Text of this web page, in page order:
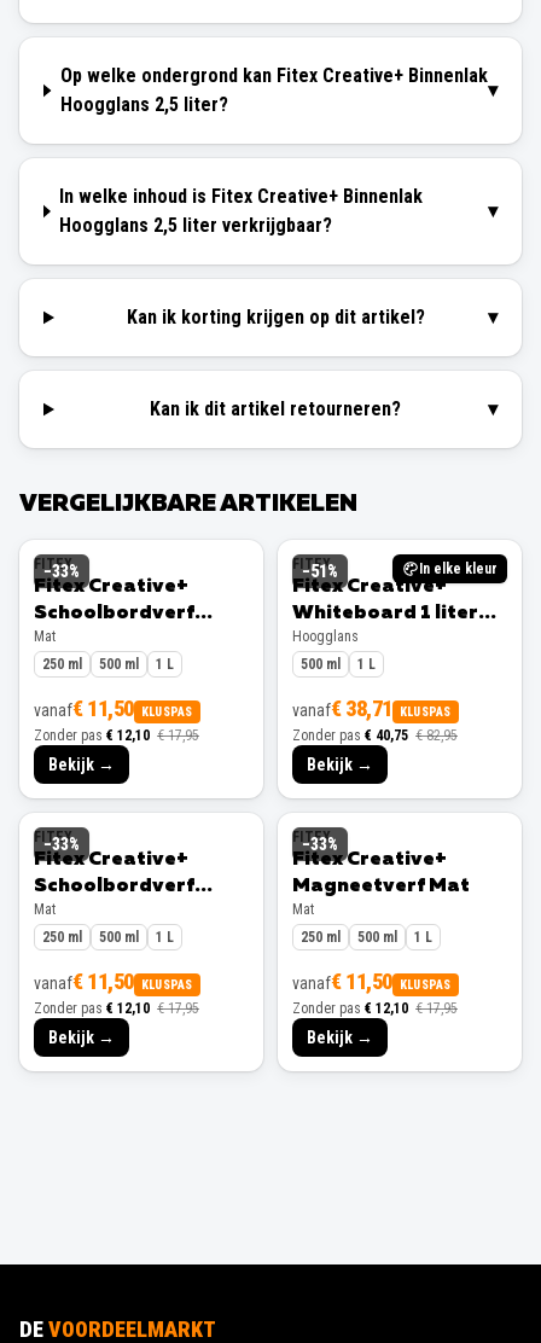
Op welke ondergrond kan Fitex Creative+ Binnenlak
Hoogglans 2,5 liter?
▾
In welke inhoud is Fitex Creative+ Binnenlak
Hoogglans 2,5 liter verkrijgbaar?
▾
Kan ik korting krijgen op dit artikel? ▾
Kan ik dit artikel retourneren? ▾
VERGELIJKBARE ARTIKELEN
−33%
FITEX
Fitex Creative+
Schoolbordverf
Zwart 1 liter Mat
Mat
250 ml
500 ml 1 L
vanaf€ 11,50 KLUSPAS
Zonder pas € 12,10 € 17,95
Bekijk →
−51% In elke kleur
FITEX
Fitex Creative+
Whiteboard 1 liter
Hoogglans
Hoogglans
500 ml
1 L
vanaf€ 38,71 KLUSPAS
Zonder pas € 40,75 € 82,95
Bekijk →
−33%
FITEX
Fitex Creative+
Schoolbordverf
Groen 1 liter Mat
Mat
250 ml
500 ml 1 L
vanaf€ 11,50 KLUSPAS
Zonder pas € 12,10 € 17,95
Bekijk →
−33%
FITEX
Fitex Creative+
Magneetverf Mat
Mat
250 ml
500 ml 1 L
vanaf€ 11,50 KLUSPAS
Zonder pas € 12,10 € 17,95
Bekijk →
DEVOORDEELMARKT